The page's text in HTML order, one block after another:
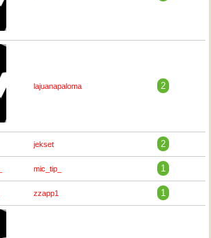
lajuanapaloma 2
jekset 2
mic_tip_ 1
zzapp1 1